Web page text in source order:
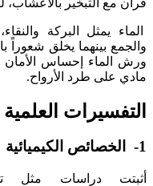
الماء يمثل البركة
والجمع بينهما يخلق شعوراً
ورش الماء إحساس الأمان
مادي على طرد الأرواح.
التفسيرات
1- الخصائص الكيميائية